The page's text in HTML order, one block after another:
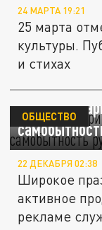
24 МАРТА 19:21
25 марта
культуры.
и стихах
Монах
ОБЩЕСТВО
22 ДЕКАБРЯ 02:38
Широкое
активное
рекламе